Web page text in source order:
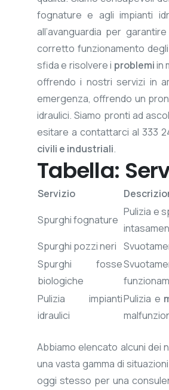
fognature e agli impianti
all’avanguardia per
corretto funzionamento
sfida e risolvere i problemiin
offrendo i nostri servizi in
emergenza, offrendo un
idraulici. Siamo pronti ad
esitare a contattarci al 333
civili e industriali.
Tabella:
Servizio
Spurghi fognature
Pulizia e
Spurghi pozzi neri
Spurghi fosse
biologiche
Pulizia impianti
idraulici
Pulizia e
Abbiamo elencato alcuni dei
una vasta gamma di
oggi stesso per una